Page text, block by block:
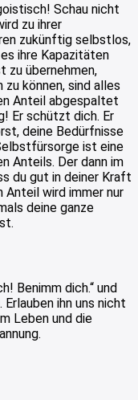
Schau nicht
zu ihrer
zukünftig selbstlos,
ihre Kapazitäten
zu übernehmen,
zu können, sind alles
Anteil abgespaltet
Er schützt dich. Er
deine Bedürfnisse
ist eine
Anteils. Der dann im
du gut in deiner Kraft
Anteil wird immer nur
deine ganze
Benimm dich.“ und
ihn uns nicht
Leben und die